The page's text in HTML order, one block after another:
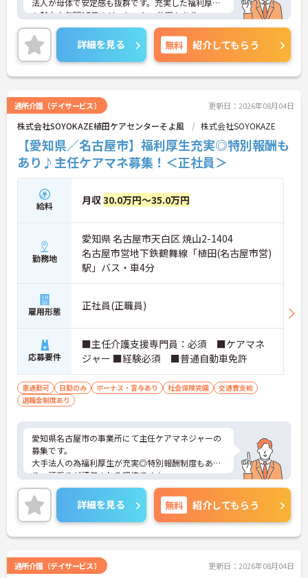
も魅力♪年間17日のリフレッシュ休暇もあり、ワー
クライフバランスを重視した働き方が叶います。ご
興味のある方には、面接対策ポイントなど、さらに
詳細をお話しいたしますのでお気軽にご相談くださ
い！
詳細を見る 無料 紹介してもらう
通所介護（デイサービス） 更新日：2026年08月04日
株式会社SOYOKAZE植田ケアセンターそよ風 株式会社SOYOKAZE
【愛知県／名古屋市】福利厚生充実◎特別報酬も
あり♪主任ケアマネ募集！＜正社員＞
給料 月収30.0万円～35.0万円
勤務地
愛知県 名古屋市天白区 焼山2-1404
名古屋市営地下鉄鶴舞線「植田(名古屋市営)
駅」バス・車4分
雇用形態 正社員(正職員)
応募要件
■主任介護支援専門員：必須 ■ケアマネ
ジャー ■経験必須 ■普通自動車免許
車通勤可 日勤のみ ボーナス・賞与あり 社会保険完備
交通費支給
退職金制度あり
愛知県名古屋市の事業所にて主任ケアマネジャーの
募集です。
大手法人の為福利厚生が充実◎特別報酬制度もあ
り、頑張りが評価される環境です！
リフレッシュ休暇が年間17日とプライベートとの両
立も可能です。
ご興味のある方には、面接対策ポイントなどさらに
詳細をお話いたしますので、お気軽にご相談くださ
い。
詳細を見る 無料 紹介してもらう
通所介護（デイサービス） 更新日：2026年08月04日